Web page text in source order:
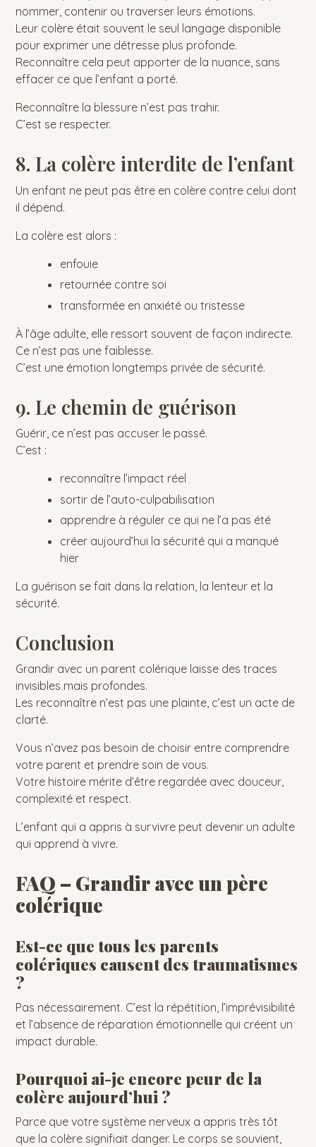
nommer, contenir ou traverser leurs émotions.
Leur colère était souvent le seul langage disponible
pour exprimer une détresse plus profonde.
Reconnaître cela peut apporter de la nuance, sans
effacer ce que l’enfant a porté.
Reconnaître la blessure n’est pas trahir.
C’est se respecter.
8. La colère interdite de l’enfant
Un enfant ne peut pas être en colère contre celui dont
il dépend.
La colère est alors :
enfouie
retournée contre soi
transformée en anxiété ou tristesse
À l’âge adulte, elle ressort souvent de façon indirecte.
Ce n’est pas une faiblesse.
C’est une émotion longtemps privée de sécurité.
9. Le chemin de guérison
Guérir, ce n’est pas accuser le passé.
C’est :
reconnaître l’impact réel
sortir de l’auto-culpabilisation
apprendre à réguler ce qui ne l’a pas été
créer aujourd’hui la sécurité qui a manqué
hier
La guérison se fait dans la relation, la lenteur et la
sécurité.
Conclusion
Grandir avec un parent colérique laisse des traces
invisibles mais profondes.
Les reconnaître n’est pas une plainte, c’est un acte de
clarté.
Vous n’avez pas besoin de choisir entre comprendre
votre parent et prendre soin de vous.
Votre histoire mérite d’être regardée avec douceur,
complexité et respect.
L’enfant qui a appris à survivre peut devenir un adulte
qui apprend à vivre.
FAQ – Grandir avec un père
colérique
Est-ce que tous les parents
colériques causent des traumatismes
?
Pas nécessairement. C’est la répétition, l’imprévisibilité
et l’absence de réparation émotionnelle qui créent un
impact durable.
Pourquoi ai-je encore peur de la
colère aujourd’hui ?
Parce que votre système nerveux a appris très tôt
que la colère signifiait danger. Le corps se souvient,